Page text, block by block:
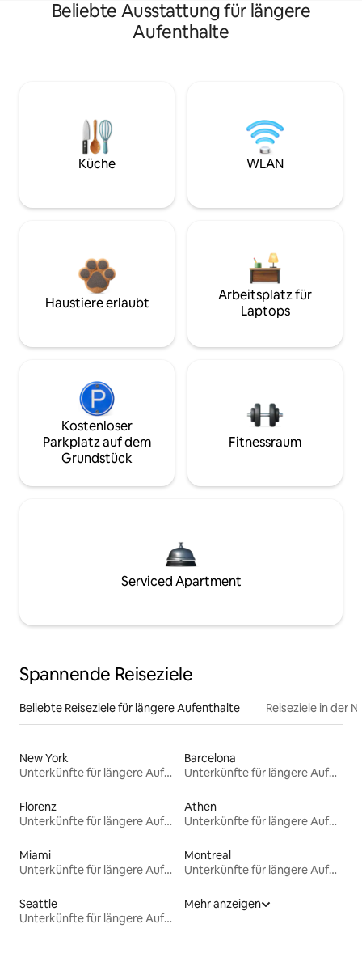
Beliebte Ausstattung für längere
Aufenthalte
Küche WLAN
Haustiere erlaubt
Arbeitsplatz für
Laptops
Kostenloser
Parkplatz auf dem
Grundstück
Fitnessraum
Serviced Apartment
Spannende Reiseziele
Beliebte Reiseziele für längere Aufenthalte Reiseziele in der
New York
Unterkünfte für längere Aufenthalte
Barcelona
Unterkünfte für längere Aufenthalte
Florenz
Unterkünfte für längere Aufenthalte
Athen
Unterkünfte für längere Aufenthalte
Miami
Unterkünfte für längere Aufenthalte
Montreal
Unterkünfte für längere Aufenthalte
Seattle
Unterkünfte für längere Aufenthalte
Mehr anzeigen